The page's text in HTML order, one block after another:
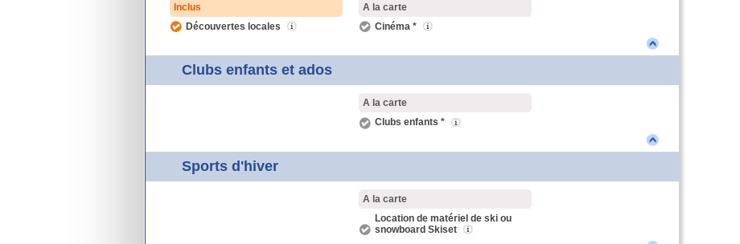
Inclus
Découvertes locales
A la carte
Cinéma *
Clubs enfants et ados
A la carte
Clubs enfants *
Sports d'hiver
A la carte
Location de matériel de ski ou
snowboard Skiset